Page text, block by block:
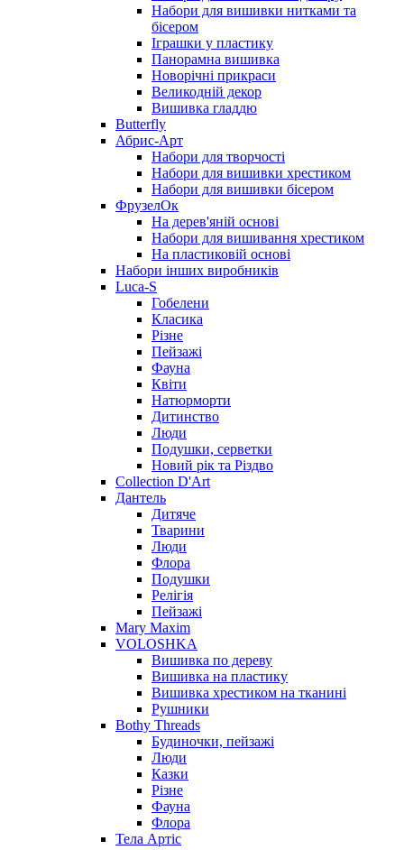
Набори для вишивки нитками та
бісером
Іграшки у пластику
Панорамна вишивка
Новорічні прикраси
Великодній декор
Вишивка гладдю
Butterfly
Абрис-Арт
Набори для творчості
Набори для вишивки хрестиком
Набори для вишивки бісером
ФрузелОк
На дерев'яній основі
Набори для вишивання хрестиком
На пластиковій основі
Набори інших виробників
Luca-S
Гобелени
Класика
Різне
Пейзажі
Фауна
Квіти
Натюрморти
Дитинство
Люди
Подушки, серветки
Новий рік та Різдво
Collection D'Art
Дантель
Дитяче
Тварини
Люди
Флора
Подушки
Релігія
Пейзажі
Mary Maxim
VOLOSHKA
Вишивка по дереву
Вишивка на пластику
Вишивка хрестиком на тканині
Рушники
Bothy Threads
Будиночки, пейзажі
Люди
Казки
Різне
Фауна
Флора
Тела Артіс